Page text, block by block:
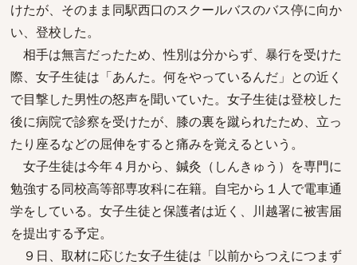
けたが、そのまま同駅西口のスクールバスのバス停に向か
い、登校した。
相手は無言だったため、性別は分からず、暴行を受けた
際、女子生徒は「あんた。何をやっているんだ」との近く
で目撃した男性の怒声を聞いていた。女子生徒は登校した
後に病院で診察を受けたが、膝の裏を蹴られたため、立っ
たり座るなどの屈伸をすると痛みを覚えるという。
女子生徒は今年４月から、鍼灸（しんきゅう）を専門に
勉強する同校高等部専攻科に在籍。自宅から１人で電車通
学をしている。女子生徒と保護者は近く、川越署に被害届
を提出する予定。
９日、取材に応じた女子生徒は「以前からつえにつまず